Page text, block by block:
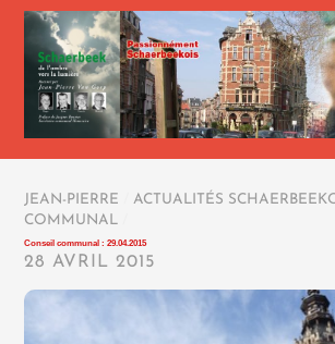
JEAN-PIERRE ACTUALITÉS
COMMUNAL
Conseil communal : 29.04.2015
28 AVRIL 2015